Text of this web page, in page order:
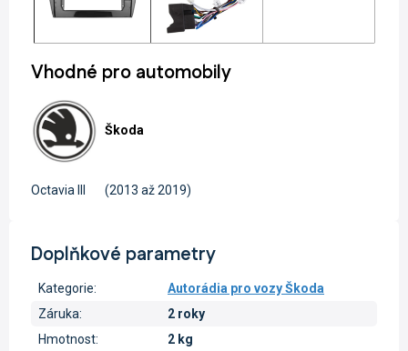
Vhodné pro automobily
Škoda
Octavia III (2013 až 2019)
Doplňkové parametry
Kategorie:
Autorádia pro vozy Škoda
Záruka:
2 roky
Hmotnost:
2 kg